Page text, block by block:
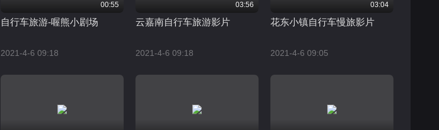
00:55
自行车旅游-喔熊小剧场
2021-4-6 09:18
03:56
云嘉南自行车旅游影片
2021-4-6 09:18
03:04
花东小镇自行车慢旅影片
2021-4-6 09:05